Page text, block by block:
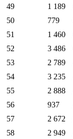
49 1 189
50
779
51
1 460
52
3 486
53
2 789
54
3 235
55
2 888
56
937
57
2 672
58
2 949